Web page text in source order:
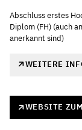
Abschluss erstes
Diplom (FH) (auch
anerkannt sind)
WEITERE
WEBSITE